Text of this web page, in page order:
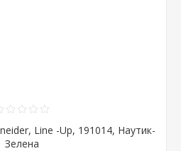
Line -Up, 191014, Наутик-
Зелена